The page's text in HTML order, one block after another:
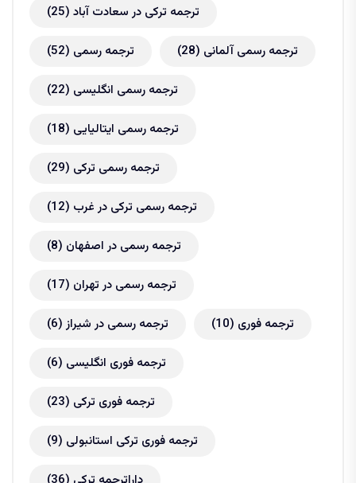
ترجمه ترکی در سعادت آباد (25)
ترجمه رسمی (52) ترجمه رسمی آلمانی (28)
ترجمه رسمی انگلیسی (22)
ترجمه رسمی ایتالیایی (18)
ترجمه رسمی ترکی (29)
ترجمه رسمی ترکی در غرب (12)
ترجمه رسمی در اصفهان (8)
ترجمه رسمی در تهران (17)
ترجمه رسمی در شیراز(6) ترجمه فوری (10)
ترجمه فوری انگلیسی (6)
ترجمه فوری ترکی (23)
ترجمه فوری ترکی استانبولی (9)